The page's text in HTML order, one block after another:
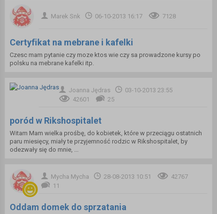
Marek Snk 06-10-2013 16:17 7128
Certyfikat na mebrane i kafelki
Czesc mam pytanie czy moze ktos wie czy sa prowadzone kursy po
polsku na mebrane kafelki itp.
Joanna Jędras
03-10-2013 23:55
42601
25
poród w Rikshospitalet
Witam Mam wielka prośbę, do kobietek, które w przeciągu ostatnich
paru miesięcy, miały te przyjemność rodzic w Rikshospitalet, by
odezwały się do mnie, ...
Mycha Mycha 28-08-2013 10:51
42767
11
Oddam domek do sprzatania